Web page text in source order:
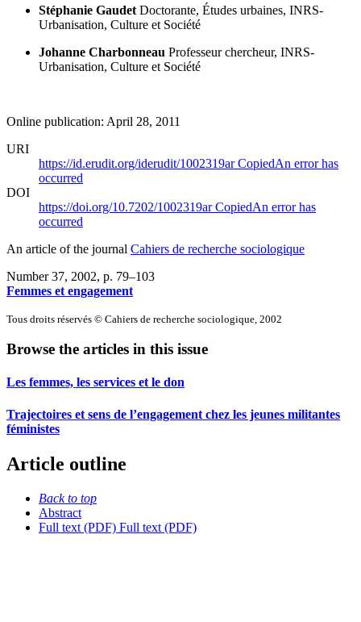
Stéphanie Gaudet Doctorante, Études urbaines, INRS-
Urbanisation, Culture et Société
Johanne Charbonneau Professeur chercheur, INRS-
Urbanisation, Culture et Société
Online publication: April 28, 2011
URI
https://id.erudit.org/iderudit/1002319arCopiedAn error has
occurred
DOI
https://doi.org/10.7202/1002319arCopiedAn error has
occurred
An article of the journal Cahiers de recherche sociologique
Number 37, 2002, p. 79–103
Femmes et engagement
Tous droits réservés © Cahiers de recherche sociologique, 2002
Browse the articles in this issue
Les femmes, les services et le don
Trajectoires et sens de l’engagement chez les jeunes militantes
féministes
Article outline
Back to top
Abstract
Full text (PDF) Full text (PDF)